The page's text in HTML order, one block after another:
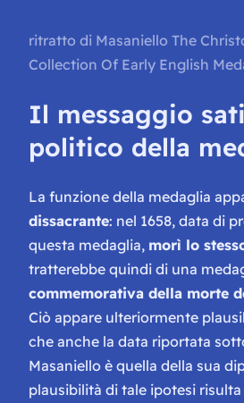
ritratto di Masaniello The
Collection Of Early English
Il messaggio
politico della
La funzione della medaglia
dissacrante: nel 1658, data di
questa medaglia, morì lo
tratterebbe quindi di una
commemorativa della morte
Ciò appare ulteriormente
che anche la data riportata
Masaniello è quella della sua
plausibilità di tale ipotesi